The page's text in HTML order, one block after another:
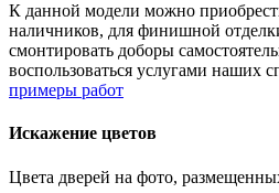
К данной модели можно
наличников, для финишной
смонтировать доборы
воспользоваться услугами наших
примеры работ
Искажение цветов
Цвета дверей на фото,